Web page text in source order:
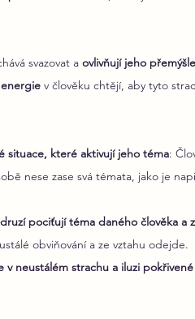
svazovat a ovlivňují jeho
v člověku chtějí, aby tyto
situace, které aktivují jeho téma:
nese zase svá témata, jako je
pociťují téma daného člověka a
obviňování a ze vztahu odejde.
v neustálém strachu a iluzi